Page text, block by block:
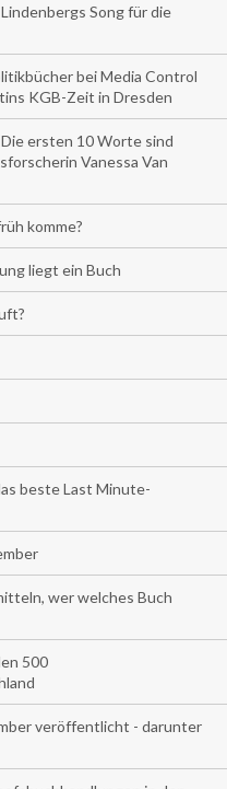
Song für die
bei Media Control
KGB-Zeit in Dresden
ersten 10 Worte sind
Vanessa Van
komme?
liegt ein Buch
beste Last Minute-
wer welches Buch
500
veröffentlicht - darunter